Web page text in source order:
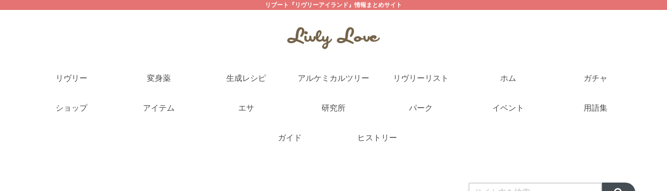
リブート『リヴリーアイランド』情報まとめサイト
リヴリー 変身薬 生成レシピ アルケミカルツリー リヴリーリスト ホム ガチャ
ショップ アイテム エサ 研究所 パーク イベント 用語集
ガイド ヒストリー